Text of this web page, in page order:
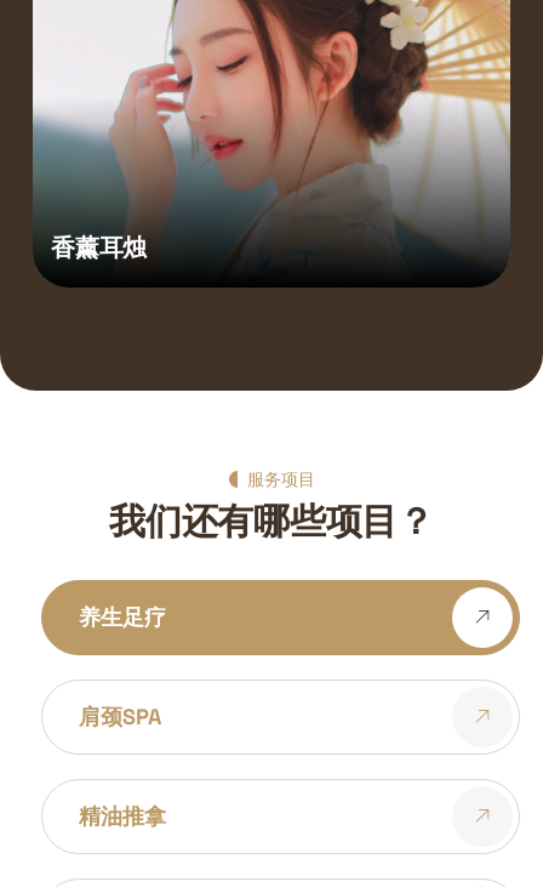
香薰耳烛
服务项目
我们还有哪些项目？
养生足疗
肩颈SPA
精油推拿